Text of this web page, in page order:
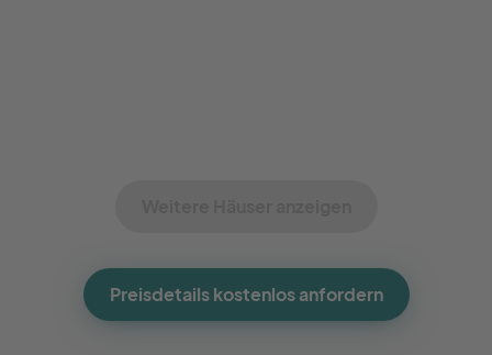
Preisdetails kostenlos anfordern